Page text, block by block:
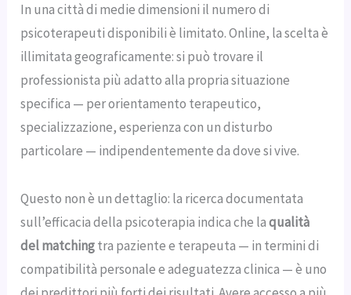
In una città di medie dimensioni il numero di
psicoterapeuti disponibili è limitato. Online, la scelta è
illimitata geograficamente: si può trovare il
professionista più adatto alla propria situazione
specifica — per orientamento terapeutico,
specializzazione, esperienza con un disturbo
particolare — indipendentemente da dove si vive.
Questo non è un dettaglio: la ricerca documentata
sull’efficacia della psicoterapia indica che laqualità
del matchingtra paziente e terapeuta — in termini di
compatibilità personale e adeguatezza clinica — è uno